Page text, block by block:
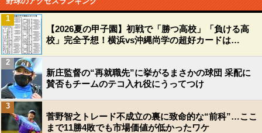
【2026夏の甲子園】初戦で「勝つ高校」「負ける高
校」完全予想！横浜vs沖縄尚学の超好カードは…
1
新庄監督の“再就職先”に挙がるまさかの球団 采配に
賛否もチームのテコ入れ役にうってつけ
2
菅野智之トレード不成立の裏に致命的な“前科”…ここ
まで11勝4敗でも市場価値が低かったワケ
3